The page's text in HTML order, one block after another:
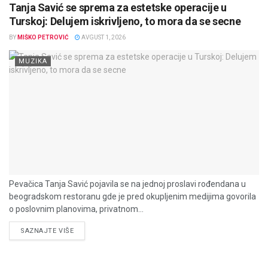
Tanja Savić se sprema za estetske operacije u
Turskoj: Delujem iskrivljeno, to mora da se secne
BY MIŠKO PETROVIĆ AVGUST 1, 2026
MUZIKA
Pevačica Tanja Savić pojavila se na jednoj proslavi rođendana u
beogradskom restoranu gde je pred okupljenim medijima govorila
o poslovnim planovima, privatnom...
SAZNAJTE VIŠEDETAILS